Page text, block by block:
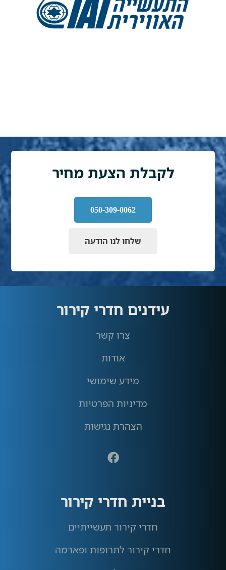
לקבלת הצעת מחיר
050-309-0062
שלחו לנו הודעה
עידנים חדרי קירור
צרו קשר
אודות
מידע שימושי
מדיניות הפרטיות
הצהרת נגישות
בניית חדרי קירור
חדרי קירור תעשייתיים
חדרי קירור לתרופות ופארמה